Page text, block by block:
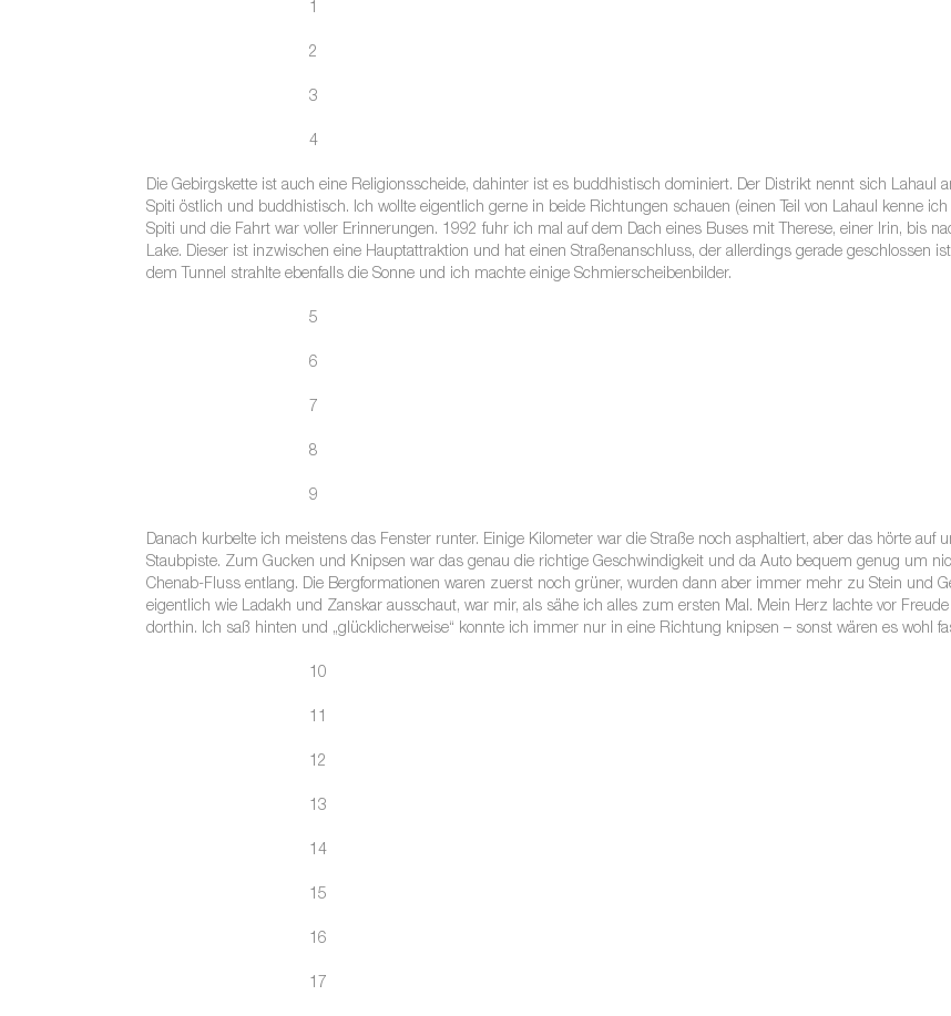
1
2
3
4
Die Gebirgskette ist auch eine Religionsscheide, dahinter ist es buddhistisch dominiert. Der Distrikt nennt sich Lahaul
Spiti östlich und buddhistisch. Ich wollte eigentlich gerne in beide Richtungen schauen (einen Teil von Lahaul kenne
Spiti und die Fahrt war voller Erinnerungen. 1992 fuhr ich mal auf dem Dach eines Buses mit Therese, einer Irin, bis
Lake. Dieser ist inzwischen eine Hauptattraktion und hat einen Straßenanschluss, der allerdings gerade geschlossen
dem Tunnel strahlte ebenfalls die Sonne und ich machte einige Schmierscheibenbilder.
5
6
7
8
9
Danach kurbelte ich meistens das Fenster runter. Einige Kilometer war die Straße noch asphaltiert, aber das hörte
Staubpiste. Zum Gucken und Knipsen war das genau die richtige Geschwindigkeit und da Auto bequem genug um
Chenab-Fluss entlang. Die Bergformationen waren zuerst noch grüner, wurden dann aber immer mehr zu Stein und
eigentlich wie Ladakh und Zanskar ausschaut, war mir, als sähe ich alles zum ersten Mal. Mein Herz lachte vor
dorthin. Ich saß hinten und „glücklicherweise“ konnte ich immer nur in eine Richtung knipsen – sonst wären es wohl
10
11
12
13
14
15
16
17